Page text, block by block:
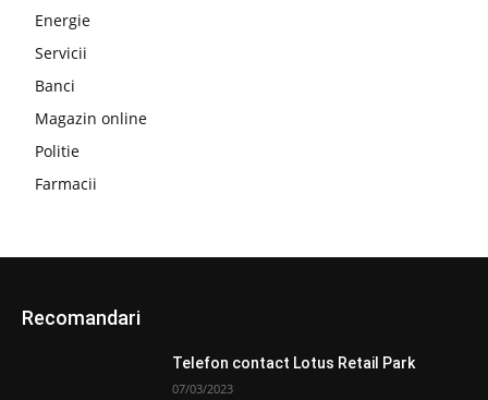
Energie
Servicii
Banci
Magazin online
Politie
Farmacii
Recomandari
Telefon contact Lotus Retail Park
07/03/2023